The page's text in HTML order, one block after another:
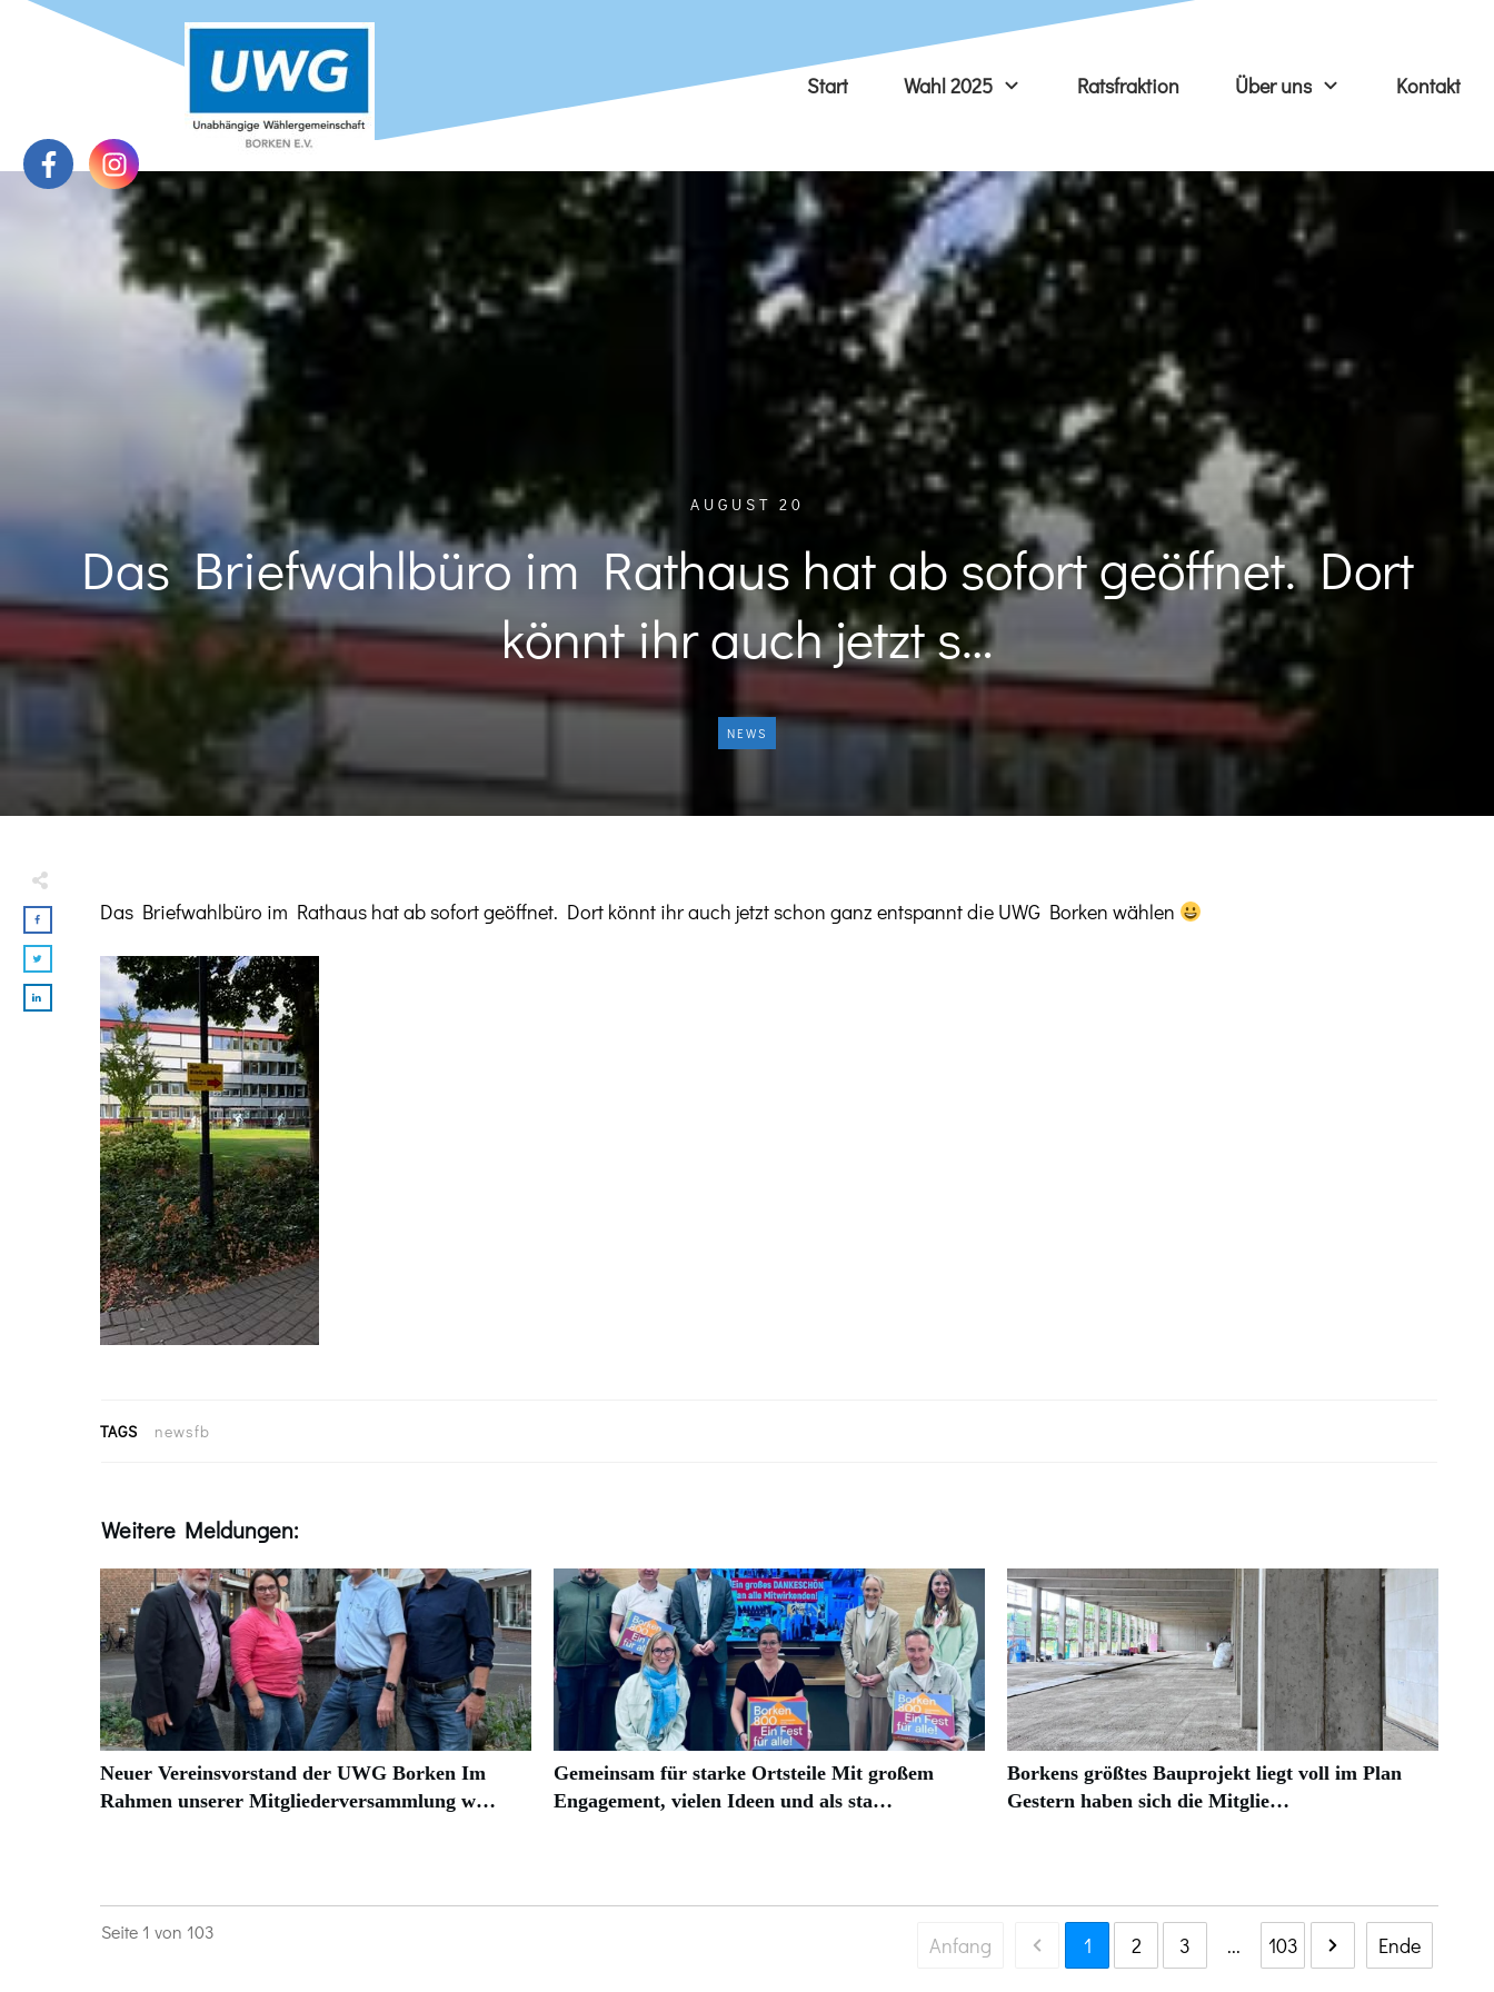
Start Wahl 2025 Ratsfraktion Über uns Kontakt
AUGUST 20
Das Briefwahlbüro im Rathaus hat ab sofort geöffnet. Dort
könnt ihr auch jetzt s…
NEWS
Das Briefwahlbüro im Rathaus hat ab sofort geöffnet. Dort könnt ihr auch jetzt schon ganz entspannt die UWG Borken wählen
TAGS newsfb
Weitere Meldungen:
Neuer Vereinsvorstand der UWG Borken Im
Rahmen unserer Mitgliederversammlung w…
Gemeinsam für starke Ortsteile Mit großem
Engagement, vielen Ideen und als sta…
Borkens größtes Bauprojekt liegt voll im Plan
Gestern haben sich die Mitglie…
Seite 1 von 103 Anfang 1 2 3 ... 103 Ende